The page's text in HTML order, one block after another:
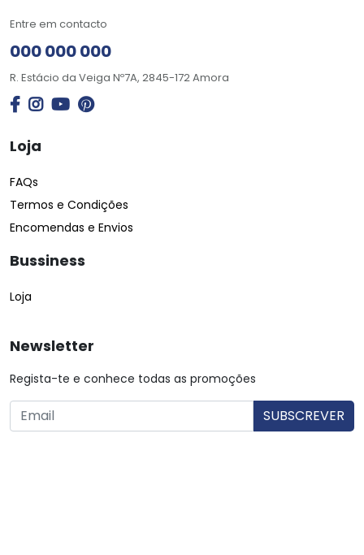
Entre em contacto
000 000 000
R. Estácio da Veiga Nº7A, 2845-172 Amora
Loja
FAQs
Termos e Condições
Encomendas e Envios
Bussiness
Loja
Newsletter
Regista-te e conhece todas as promoções